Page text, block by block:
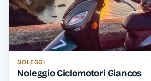
NOLEGGI
Noleggio Ciclomotori Giancos